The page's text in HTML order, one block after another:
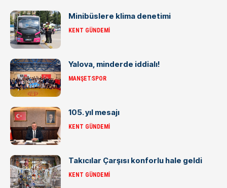
Minibüslere klima denetimi
KENT GÜNDEMI
Yalova, minderde iddialı!
MANŞETSPOR
105. yıl mesajı
KENT GÜNDEMI
Takıcılar Çarşısı konforlu hale geldi
KENT GÜNDEMI